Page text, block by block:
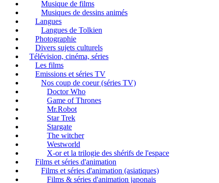
Musique de films
Musiques de dessins animés
Langues
Langues de Tolkien
Photographie
Divers sujets culturels
Télévision, cinéma, séries
Les films
Emissions et séries TV
Nos coup de coeur (séries TV)
Doctor Who
Game of Thrones
Mr.Robot
Star Trek
Stargate
The witcher
Westworld
X-or et la trilogie des shérifs de l'espace
Films et séries d'animation
Films et séries d'animation (asiatiques)
Films & séries d'animation japonais